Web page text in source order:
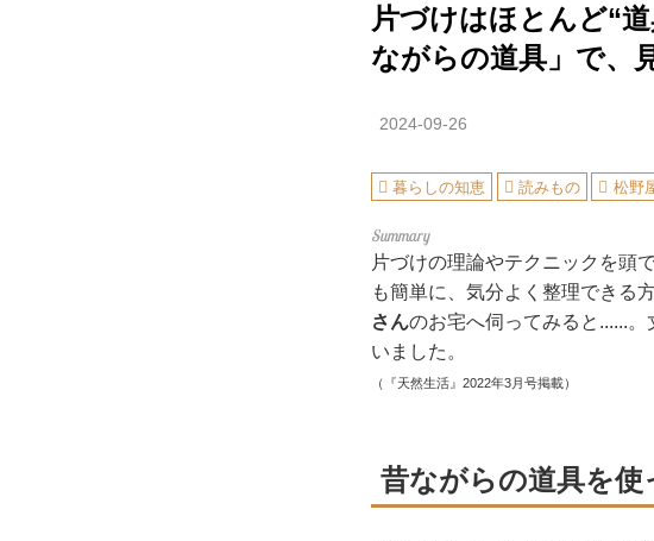
片づけはほとんど“
ながらの道具」で、
2024-09-26
暮らしの知恵 読みもの 松野
片づけの理論やテクニックを頭
も簡単に、気分よく整理できる
さんのお宅へ伺ってみると......
いました。
（『天然生活』2022年3月号掲載）
昔ながらの道具を